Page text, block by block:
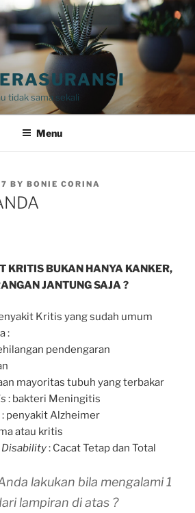
tidak sama sekali
Menu
BY BONIE CORINA
KRITIS BUKAN HANYA KANKER,
JANTUNG SAJA ?
Kritis yang sudah umum
:
pendengaran
mayoritas tubuh yang terbakar
: bakteri Meningitis
: penyakit Alzheimer
atau kritis
Disability: Cacat Tetap dan Total
lakukan bila mengalami 1
lampiran di atas ?